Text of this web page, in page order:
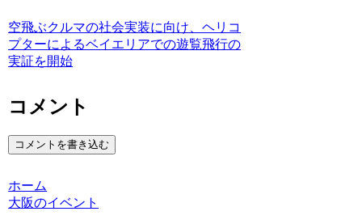
空飛ぶクルマの社会実装に向け、ヘリコ
プターによるベイエリアでの遊覧飛行の
実証を開始
コメント
コメントを書き込む
ホーム
大阪のイベント